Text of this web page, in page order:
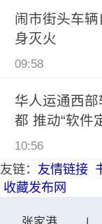
闹市街头车
身灭火
09:58
华人运通西
都 推动“软件
10:56
友链： 友情链接
收藏发布网